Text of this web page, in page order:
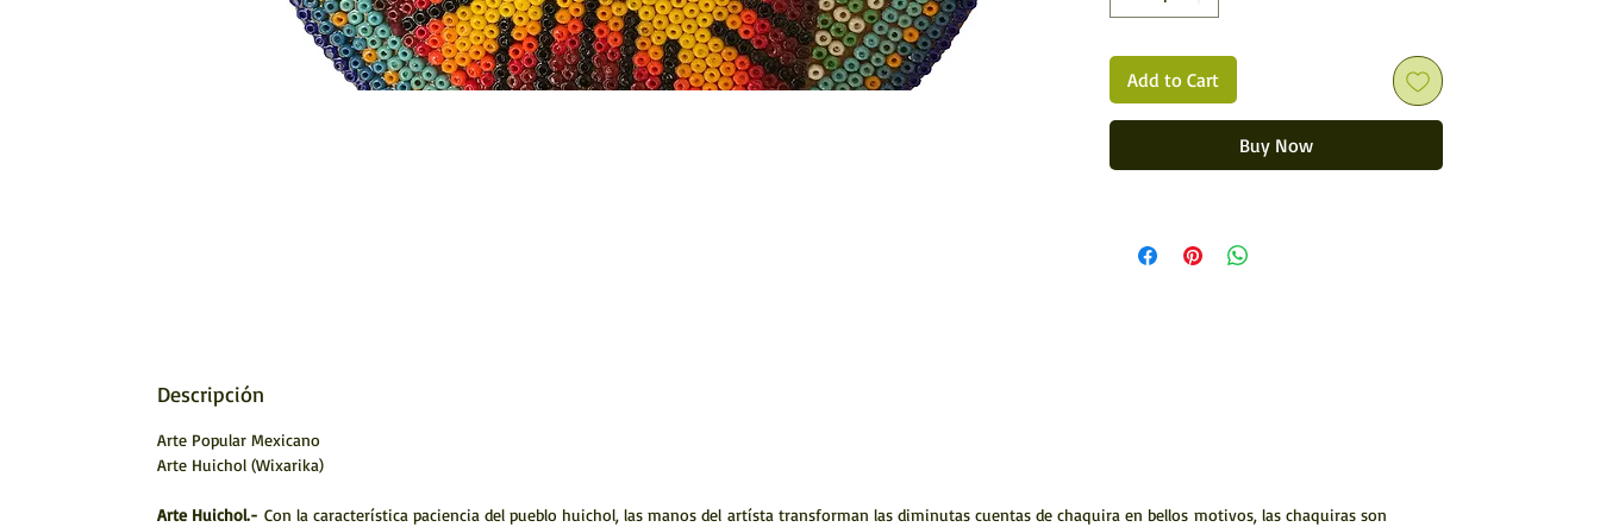
Características:
Medidas: (Largo x Ancho
x Alto)
L: 10 cms (3.93701 inches)
Forrado con chaquiras
Add to Cart
Buy Now
Descripción
Arte Popular Mexicano
Arte Huichol (Wixarika)
Arte Huichol.- Con la característica paciencia del pueblo huichol, las manos del artísta transforman las diminutas cuentas de chaquira en bellos motivos, las chaquiras son